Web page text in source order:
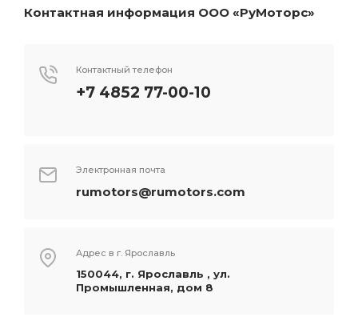
Контактная информация ООО «РуМоторс»
Контактный телефон
+7 4852 77-00-10
Электронная почта
rumotors@rumotors.com
Адрес в г. Ярославль
150044, г. Ярославль , ул.
Промышленная, дом 8